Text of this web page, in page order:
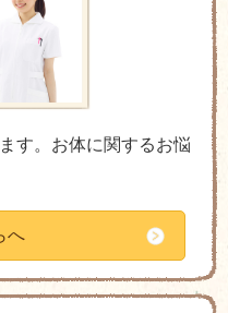
す。お体に関するお悩
へ